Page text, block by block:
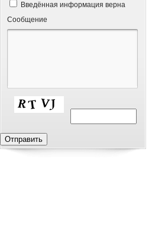
Введённая информация верна
Сообщение